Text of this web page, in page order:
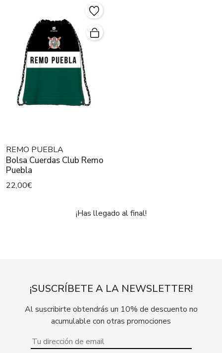
REMO PUEBLA
Bolsa Cuerdas Club Remo
Puebla
22,00€
¡Has llegado al final!
¡SUSCRÍBETE A LA NEWSLETTER!
Al suscribirte obtendrás un 10% de descuento no
acumulable con otras promociones